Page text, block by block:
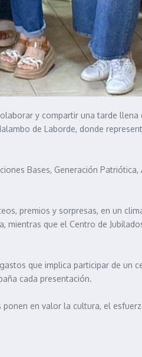
y compartir una tarde llena
de Laborde, donde
Bases, Generación Patriótica,
premios y sorpresas, en un
que el Centro de
que implica participar de un
cada presentación.
en valor la cultura, el